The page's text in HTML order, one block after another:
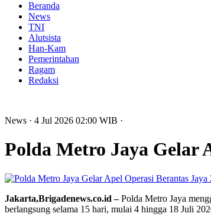
Beranda
News
TNI
Alutsista
Han-Kam
Pemerintahan
Ragam
Redaksi
News · 4 Jul 2026 02:00 WIB ·
Polda Metro Jaya Gelar
Jakarta,Brigadenews.co.id –Polda Metro Jaya
berlangsung selama 15 hari, mulai 4 hingga 18 Juli